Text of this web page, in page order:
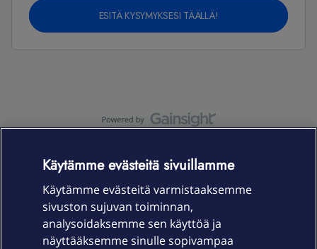
ESITÄ KYSYMYKSESI TÄÄLLÄ!
Laitteet & liittymät
Käytämme evästeitä sivuillamme
Käytämme evästeitä varmistaaksemme
sivuston sujuvan toiminnan,
analysoidaksemme sen käyttöä ja
näyttääksemme sinulle sopivampaa